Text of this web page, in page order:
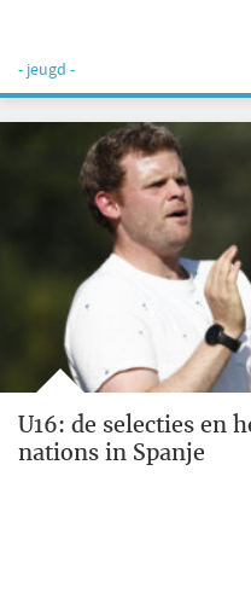
- jeugd -
U16: de selecties en
nations in Spanje